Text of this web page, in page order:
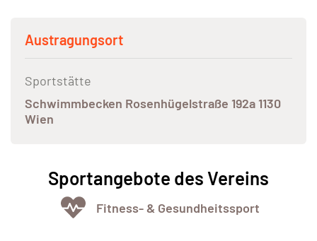
Austragungsort
Sportstätte
Schwimmbecken Rosenhügelstraße 192a 1130
Wien
Sportangebote des Vereins
Fitness- & Gesundheitssport